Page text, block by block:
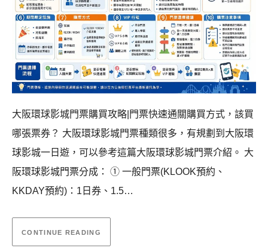
大阪環球影城門票購買攻略|門票快速通關購買方式，該買
哪張票券？ 大阪環球影城門票種類很多，有規劃到大阪環
球影城一日遊，可以參考這篇大阪環球影城門票介紹。 大
阪環球影城門票分成： ① 一般門票(KLOOK預約、
KKDAY預約)：1日券、1.5…
CONTINUE READING